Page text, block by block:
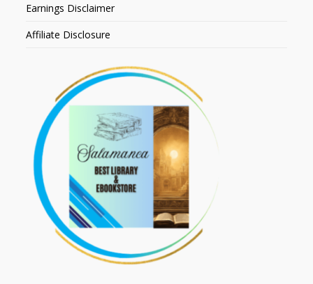
Earnings Disclaimer
Affiliate Disclosure